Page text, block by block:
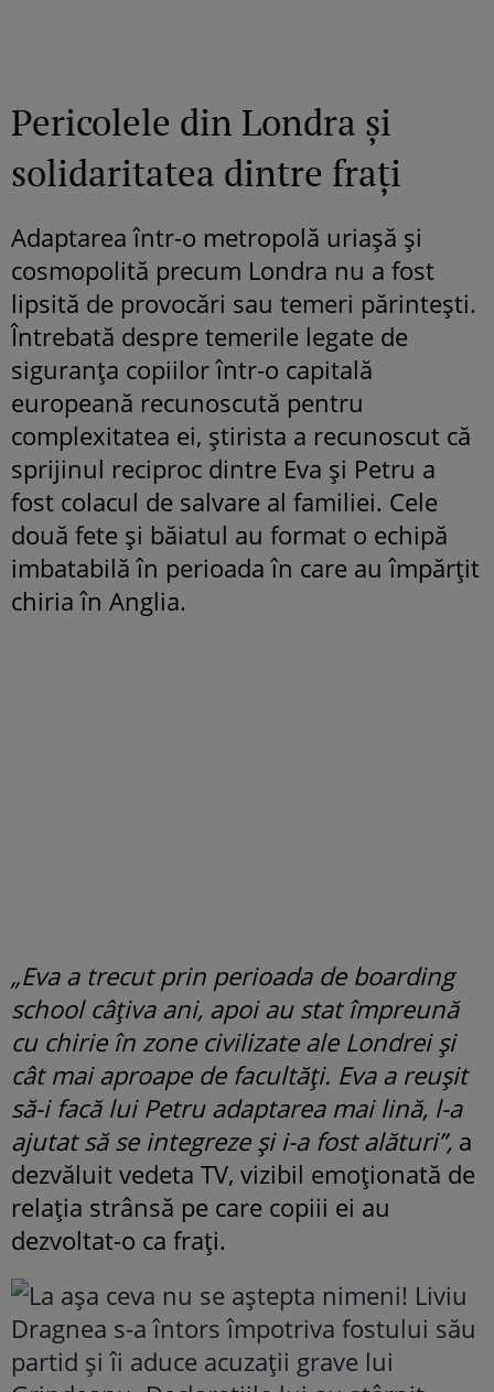
Pericolele din Londra și
solidaritatea dintre frați
Adaptarea într-o metropolă uriașă și
cosmopolită precum Londra nu a fost
lipsită de provocări sau temeri părintești.
Întrebată despre temerile legate de
siguranța copiilor într-o capitală
europeană recunoscută pentru
complexitatea ei, știrista a recunoscut că
sprijinul reciproc dintre Eva și Petru a
fost colacul de salvare al familiei. Cele
două fete și băiatul au format o echipă
imbatabilă în perioada în care au împărțit
chiria în Anglia.
„Eva a trecut prin perioada de boarding
school câțiva ani, apoi au stat împreună
cu chirie în zone civilizate ale Londrei și
cât mai aproape de facultăți. Eva a reușit
să-i facă lui Petru adaptarea mai lină, l-a
ajutat să se integreze și i-a fost alături”, a
dezvăluit vedeta TV, vizibil emoționată de
relația strânsă pe care copiii ei au
dezvoltat-o ca frați.